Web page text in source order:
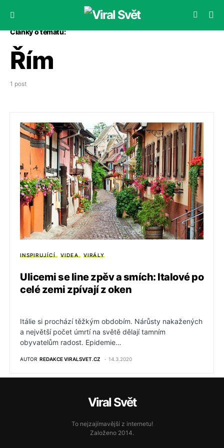
Články o tématu:
Řím
1 post
INSPIRUJÍCÍ VIDEA VIRÁLY
Ulicemi se line zpěv a smích: Italové po
celé zemi zpívají z oken
Itálie si prochází těžkým obdobím. Nárůsty nakažených
a největší počet úmrtí na světě dělají tamním
obyvatelům radost. Epidemie…
AUTOR REDAKCE VIRALSVET.CZ 14.3.2020
Viral Svět
To nejzajímavější z internetu!
Založeno 2014.